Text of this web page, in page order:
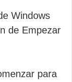
Windows
de Empezar
para